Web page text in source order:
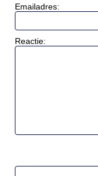
Emailadres:
Reactie: